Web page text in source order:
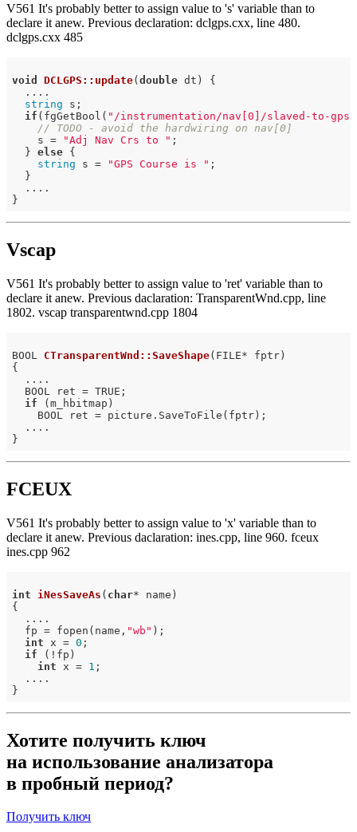
V561 It's probably better to assign value to 's' variable than to
declare it anew. Previous declaration: dclgps.cxx, line 480.
dclgps.cxx 485
void DCLGPS::update( double dt)
{
  ....
string s;
if (fgGetBool( "/instrumentation/nav[0]/slaved-to-gps"
// TODO - avoid the hardwiring on nav[0]
    s =
"Adj Nav Crs to " ;
  }
else {
string s = "GPS Course is " ;
  }
  ....
Vscap
V561 It's probably better to assign value to 'ret' variable than to
declare it anew. Previous daclaration: TransparentWnd.cpp, line
1802. vscap transparentwnd.cpp 1804
BOOL CTransparentWnd::SaveShape(FILE* fptr)
{
  ....
  BOOL ret = TRUE;
if (m_hbitmap)
    BOOL ret = picture.SaveToFile(fptr);
  ....
FCEUX
V561 It's probably better to assign value to 'x' variable than to
declare it anew. Previous daclaration: ines.cpp, line 960. fceux
ines.cpp 962
int iNesSaveAs ( char* name)
{
  ....
  fp = fopen(name,
"wb" );
int x = 0 ;
if (!fp)
int x = 1 ;
  ....
Хотите получить ключ
на использование анализатора
в пробный период?
Получить ключ